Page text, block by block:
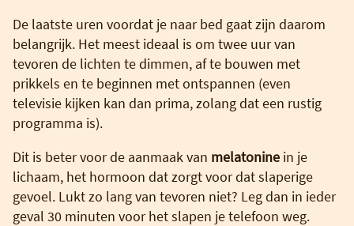
De laatste uren voordat je naar bed gaat zijn daarom
belangrijk. Het meest ideaal is om twee uur van
tevoren de lichten te dimmen, af te bouwen met
prikkels en te beginnen met ontspannen (even
televisie kijken kan dan prima, zolang dat een rustig
programma is).
Dit is beter voor de aanmaak van melatonine in je
lichaam, het hormoon dat zorgt voor dat slaperige
gevoel. Lukt zo lang van tevoren niet? Leg dan in ieder
geval 30 minuten voor het slapen je telefoon weg.